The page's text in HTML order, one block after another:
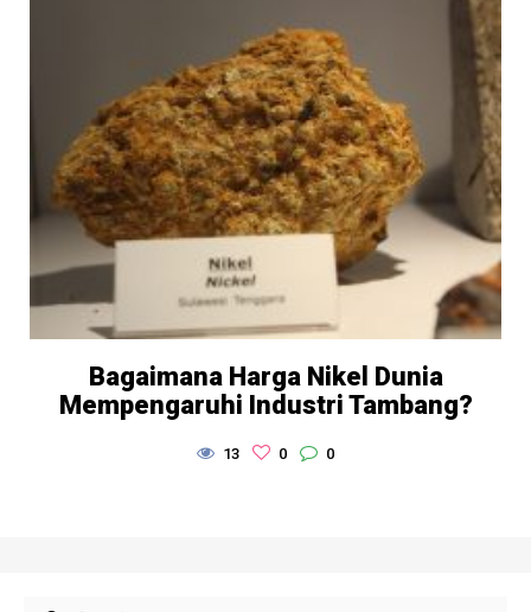
Bagaimana Harga Nikel Dunia
Mempengaruhi Industri Tambang?
13 0 0